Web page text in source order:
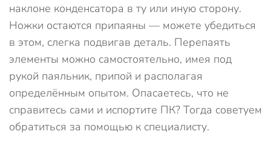
наклоне конденсатора в ту или иную сторону.
Ножки остаются припаяны — можете убедиться
в этом, слегка подвигав деталь. Перепаять
элементы можно самостоятельно, имея под
рукой паяльник, припой и располагая
определённым опытом. Опасаетесь, что не
справитесь сами и испортите ПК? Тогда советуем
обратиться за помощью к специалисту.